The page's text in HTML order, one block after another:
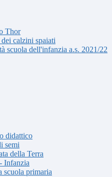
Thor
calzini spaiati
scuola dell'infanzia a.s. 2021/22
didattico
semi
della Terra
Infanzia
scuola primaria